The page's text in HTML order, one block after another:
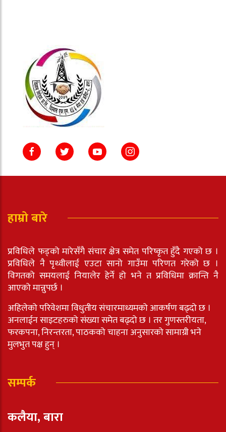
हाम्रो बारे
प्रविधिले फड्को मारेसँगै संचार क्षेत्र समेत परिष्कृत हुँदै गएको छ ।
प्रविधिले नै पृथ्वीलाई एउटा सानो गाउँमा परिणत गरेको छ ।
विगतको समयलाई नियालेर हेर्ने हो भने त प्रविधिमा क्रान्ति नै
आएको मान्नुपर्छ ।
अहिलेको परिवेशमा विधुतीय संचारमाध्यमको आकर्षण बढ्दो छ ।
अनलाईन साइटहरुको संख्या समेत बढ्दो छ । तर गुणस्तरीयता,
फरकपना, निरन्तरता, पाठकको चाहना अनुसारको सामाग्री भने
मुलभुत पक्ष हुन् ।
सम्पर्क
कलैया, बारा